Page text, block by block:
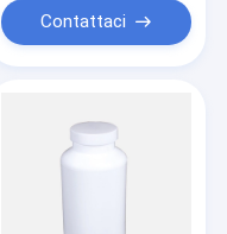
Contattaci